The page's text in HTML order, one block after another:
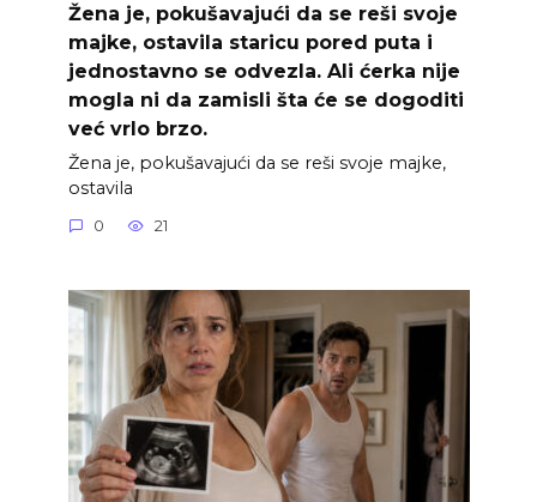
Žena je, pokušavajući da se reši svoje
majke, ostavila staricu pored puta i
jednostavno se odvezla. Ali ćerka nije
mogla ni da zamisli šta će se dogoditi
već vrlo brzo.
Žena je, pokušavajući da se reši svoje majke,
ostavila
0 21